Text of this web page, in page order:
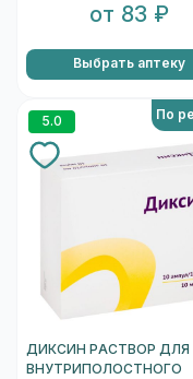
от 83 ₽
Выбрать аптеку
5.0 По
ДИКСИН РАСТВОР ДЛЯ
ВНУТРИПОЛОСТНОГО